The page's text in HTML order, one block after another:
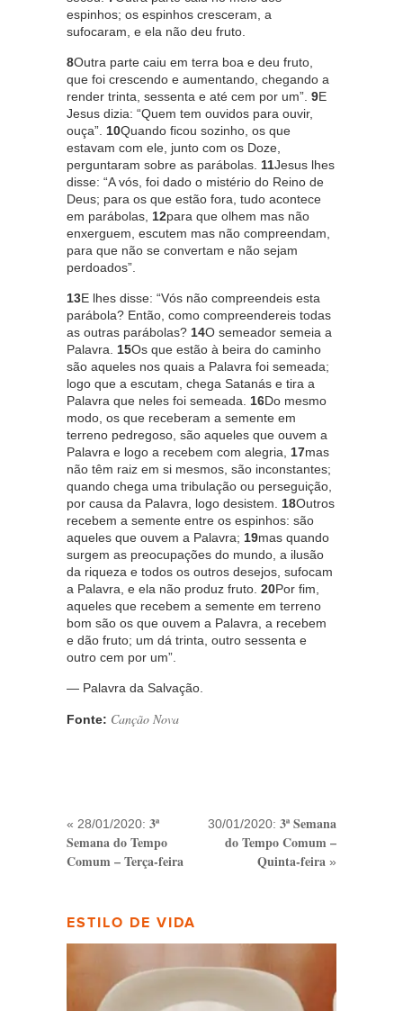
espinhos; os espinhos cresceram, a
sufocaram, e ela não deu fruto.
8Outra parte caiu em terra boa e deu fruto,
que foi crescendo e aumentando, chegando a
render trinta, sessenta e até cem por um”. 9E
Jesus dizia: “Quem tem ouvidos para ouvir,
ouça”. 10Quando ficou sozinho, os que
estavam com ele, junto com os Doze,
perguntaram sobre as parábolas. 11Jesus lhes
disse: “A vós, foi dado o mistério do Reino de
Deus; para os que estão fora, tudo acontece
em parábolas, 12para que olhem mas não
enxerguem, escutem mas não compreendam,
para que não se convertam e não sejam
perdoados”.
13E lhes disse: “Vós não compreendeis esta
parábola? Então, como compreendereis todas
as outras parábolas? 14O semeador semeia a
Palavra. 15Os que estão à beira do caminho
são aqueles nos quais a Palavra foi semeada;
logo que a escutam, chega Satanás e tira a
Palavra que neles foi semeada. 16Do mesmo
modo, os que receberam a semente em
terreno pedregoso, são aqueles que ouvem a
Palavra e logo a recebem com alegria, 17mas
não têm raiz em si mesmos, são inconstantes;
quando chega uma tribulação ou perseguição,
por causa da Palavra, logo desistem. 18Outros
recebem a semente entre os espinhos: são
aqueles que ouvem a Palavra; 19mas quando
surgem as preocupações do mundo, a ilusão
da riqueza e todos os outros desejos, sufocam
a Palavra, e ela não produz fruto. 20Por fim,
aqueles que recebem a semente em terreno
bom são os que ouvem a Palavra, a recebem
e dão fruto; um dá trinta, outro sessenta e
outro cem por um”.
— Palavra da Salvação.
Fonte: Canção Nova
« 28/01/2020: 3ª
Semana do Tempo
Comum – Terça-feira
30/01/2020: 3ª Semana
do Tempo Comum –
Quinta-feira »
ESTILO DE VIDA